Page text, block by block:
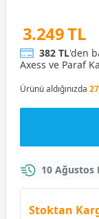
3.249 TL
382 TL'den
Axess ve Paraf
Ürünü aldığınızda
10 Ağustos
Stoktan